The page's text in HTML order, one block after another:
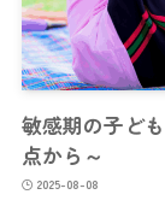
敏感期の子ど
点から～
2025-08-08